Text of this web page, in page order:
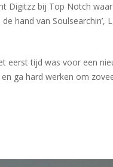
bij Top Notch
hand van
eerst tijd was voor een
ga hard werken om